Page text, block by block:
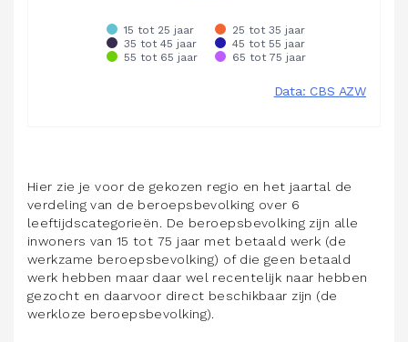
Hier zie je voor de gekozen regio en het jaartal de
verdeling van de beroepsbevolking over 6
leeftijdscategorieën. De beroepsbevolking zijn alle
inwoners van 15 tot 75 jaar met betaald werk (de
werkzame beroepsbevolking) of die geen betaald
werk hebben maar daar wel recentelijk naar hebben
gezocht en daarvoor direct beschikbaar zijn (de
werkloze beroepsbevolking).